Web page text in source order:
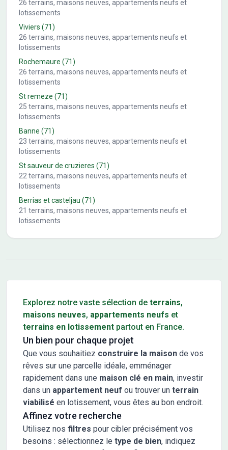
26 terrains, maisons neuves, appartements neufs et
lotissements
Viviers (71)
26 terrains, maisons neuves, appartements neufs et
lotissements
Rochemaure (71)
26 terrains, maisons neuves, appartements neufs et
lotissements
St remeze (71)
25 terrains, maisons neuves, appartements neufs et
lotissements
Banne (71)
23 terrains, maisons neuves, appartements neufs et
lotissements
St sauveur de cruzieres (71)
22 terrains, maisons neuves, appartements neufs et
lotissements
Berrias et casteljau (71)
21 terrains, maisons neuves, appartements neufs et
lotissements
Explorez notre vaste sélection de terrains,
maisons neuves, appartements neufs et
terrains en lotissement partout en France.
Un bien pour chaque projet
Que vous souhaitiez construire la maison de vos
rêves sur une parcelle idéale, emménager
rapidement dans une maison clé en main, investir
dans un appartement neuf ou trouver un terrain
viabilisé en lotissement, vous êtes au bon endroit.
Affinez votre recherche
Utilisez nos filtres pour cibler précisément vos
besoins : sélectionnez le type de bien, indiquez